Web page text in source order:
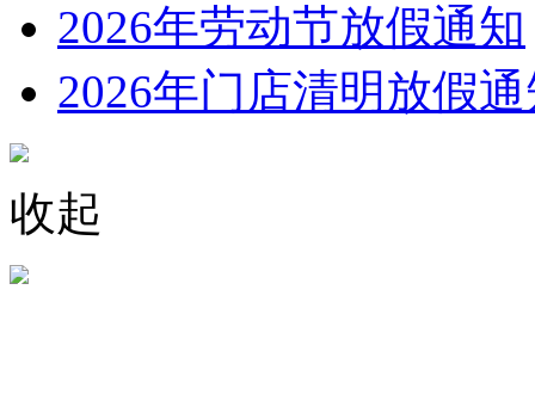
2026年劳动节放假通知
2026年门店清明放假
收起